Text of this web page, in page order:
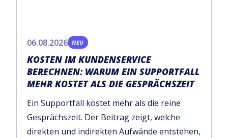
06.08.2026 NEU
KOSTEN IM KUNDENSERVICE
BERECHNEN: WARUM EIN SUPPORTFALL
MEHR KOSTET ALS DIE GESPRÄCHSZEIT
Ein Supportfall kostet mehr als die reine
Gesprächszeit. Der Beitrag zeigt, welche
direkten und indirekten Aufwände entstehen,